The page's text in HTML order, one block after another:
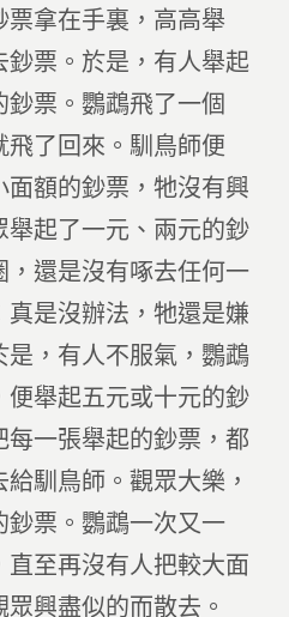
票拿在手裏，高高舉
票。於是，有人舉起
票。鸚鵡飛了一個
飛了回來。馴鳥師便
額的鈔票，牠沒有興
舉起了一元、兩元的鈔
，還是沒有啄去任何一
是沒辦法，牠還是嫌
，有人不服氣，鸚鵡
便舉起五元或十元的鈔
一張舉起的鈔票，都
馴鳥師。觀眾大樂，
鈔票。鸚鵡一次又一
至再沒有人把較大面
興盡似的而散去。